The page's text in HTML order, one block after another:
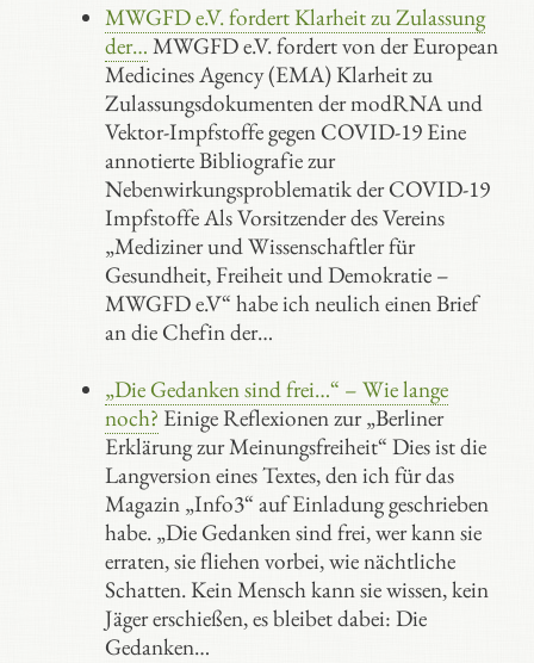
MWGFD e.V. fordert Klarheit zu Zulassung
der… MWGFD e.V. fordert von der European
Medicines Agency (EMA) Klarheit zu
Zulassungsdokumenten der modRNA und
Vektor-Impfstoffe gegen COVID-19 Eine
annotierte Bibliografie zur
Nebenwirkungsproblematik der COVID-19
Impfstoffe Als Vorsitzender des Vereins
„Mediziner und Wissenschaftler für
Gesundheit, Freiheit und Demokratie –
MWGFD e.V“ habe ich neulich einen Brief
an die Chefin der…
„Die Gedanken sind frei…“ – Wie lange
noch? Einige Reflexionen zur „Berliner
Erklärung zur Meinungsfreiheit“ Dies ist die
Langversion eines Textes, den ich für das
Magazin „Info3“ auf Einladung geschrieben
habe. „Die Gedanken sind frei, wer kann sie
erraten, sie fliehen vorbei, wie nächtliche
Schatten. Kein Mensch kann sie wissen, kein
Jäger erschießen, es bleibet dabei: Die
Gedanken…